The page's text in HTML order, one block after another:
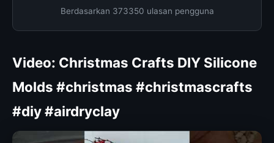
Berdasarkan 373350 ulasan pengguna
Video: Christmas Crafts DIY Silicone
Molds #christmas #christmascrafts
#diy #airdryclay